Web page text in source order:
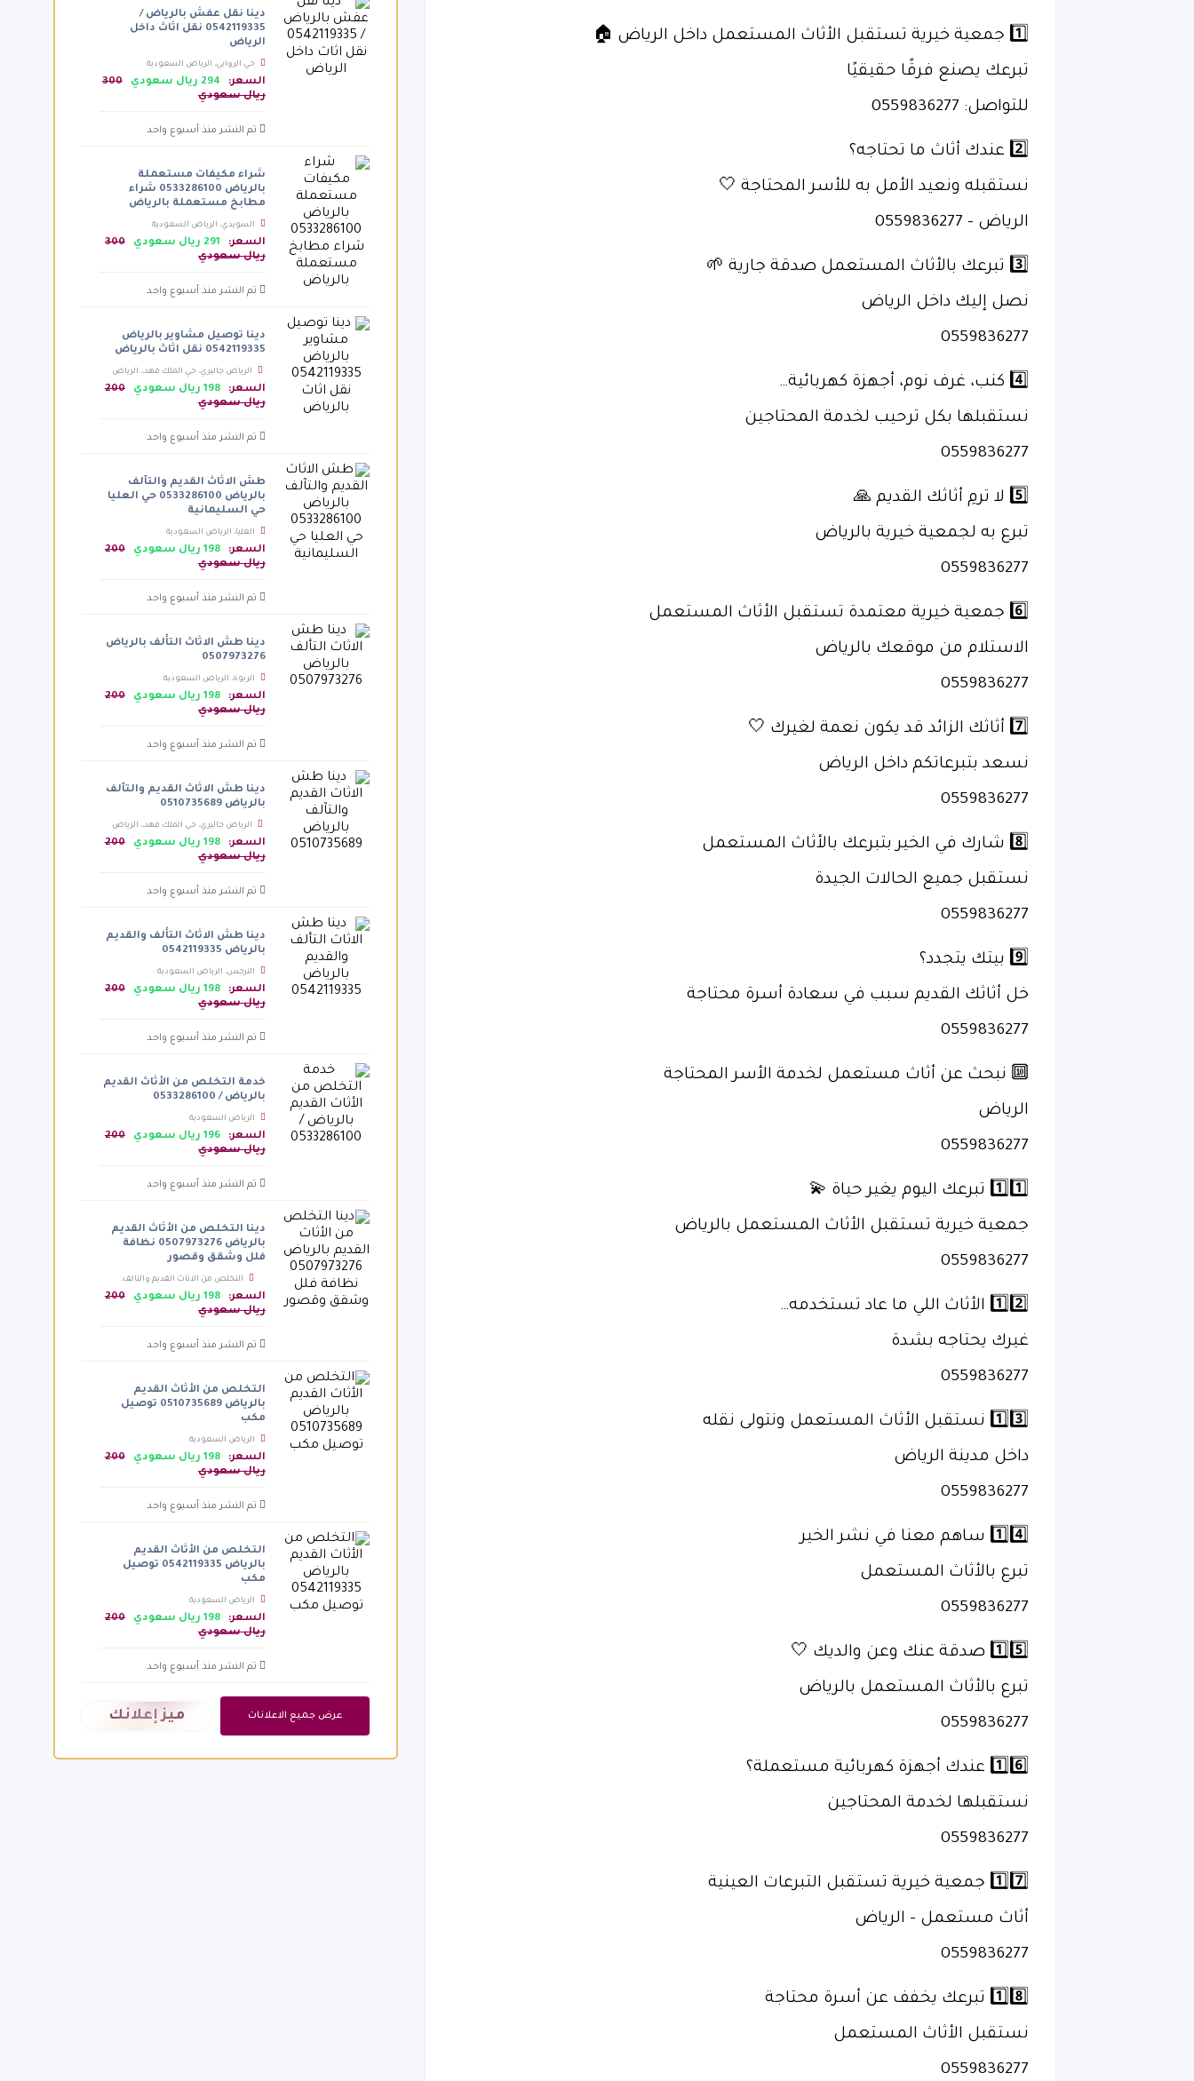
1️⃣ جمعية خيرية تستقبل الأثاث المستعمل داخل الرياض 🏠
تبرعك يصنع فرقًا حقيقيًا
للتواصل: 0559836277
2️⃣ عندك أثاث ما تحتاجه؟
نستقبله ونعيد الأمل به للأسر المحتاجة 🤍
الرياض – 0559836277
3️⃣ تبرعك بالأثاث المستعمل صدقة جارية 🌱
نصل إليك داخل الرياض
0559836277
4️⃣ كنب، غرف نوم، أجهزة كهربائية…
نستقبلها بكل ترحيب لخدمة المحتاجين
0559836277
5️⃣ لا ترمِ أثاثك القديم 🙏
تبرع به لجمعية خيرية بالرياض
0559836277
6️⃣ جمعية خيرية معتمدة تستقبل الأثاث المستعمل
الاستلام من موقعك بالرياض
0559836277
7️⃣ أثاثك الزائد قد يكون نعمة لغيرك 🤍
نسعد بتبرعاتكم داخل الرياض
0559836277
8️⃣ شارك في الخير بتبرعك بالأثاث المستعمل
نستقبل جميع الحالات الجيدة
0559836277
9️⃣ بيتك يتجدد؟
خل أثاثك القديم سبب في سعادة أسرة محتاجة
0559836277
🔟 نبحث عن أثاث مستعمل لخدمة الأسر المحتاجة
الرياض
0559836277
1️⃣1️⃣ تبرعك اليوم يغير حياة 💫
جمعية خيرية تستقبل الأثاث المستعمل بالرياض
0559836277
1️⃣2️⃣ الأثاث اللي ما عاد تستخدمه…
غيرك يحتاجه بشدة
0559836277
1️⃣3️⃣ نستقبل الأثاث المستعمل ونتولى نقله
داخل مدينة الرياض
0559836277
1️⃣4️⃣ ساهم معنا في نشر الخير
تبرع بالأثاث المستعمل
0559836277
1️⃣5️⃣ صدقة عنك وعن والديك 🤍
تبرع بالأثاث المستعمل بالرياض
0559836277
1️⃣6️⃣ عندك أجهزة كهربائية مستعملة؟
نستقبلها لخدمة المحتاجين
0559836277
1️⃣7️⃣ جمعية خيرية تستقبل التبرعات العينية
أثاث مستعمل – الرياض
0559836277
1️⃣8️⃣ تبرعك يخفف عن أسرة محتاجة
نستقبل الأثاث المستعمل
0559836277
دينا نقل عفش بالرياض /
0542119335 نقل اثاث داخل
الرياض
حي الروابي، الرياض السعودية
السعر: 294 ريال سعودي
300
ريال سعودي
تم النشر منذ أسبوع واحد
شراء مكيفات مستعملة
بالرياض 0533286100 شراء
مطابخ مستعملة بالرياض
السعر: 291 ريال سعودي
300
ريال سعودي
تم النشر منذ أسبوع واحد
دينا توصيل مشاوير بالرياض
0542119335 نقل اثاث بالرياض
الرياض جاليري، حي الملك فهد،، الرياض
السعودية
السعر: 198 ريال سعودي
200
ريال سعودي
تم النشر منذ أسبوع واحد
طش الاثاث القديم والتآلف
بالرياض 0533286100 حي العليا
حي السليمانية
السعر: 198 ريال سعودي
200
ريال سعودي
تم النشر منذ أسبوع واحد
دينا طش الاثاث التألف بالرياض
0507973276
السعر: 198 ريال سعودي
200
ريال سعودي
تم النشر منذ أسبوع واحد
دينا طش الاثاث القديم والتآلف
بالرياض 0510735689
الرياض جاليري، حي الملك فهد،، الرياض
السعودية
السعر: 198 ريال سعودي
200
ريال سعودي
تم النشر منذ أسبوع واحد
دينا طش الاثاث التألف والقديم
بالرياض 0542119335
السعر: 198 ريال سعودي
200
ريال سعودي
تم النشر منذ أسبوع واحد
خدمة التخلص من الأثاث القديم
بالرياض / 0533286100
السعر: 196 ريال سعودي
200
ريال سعودي
تم النشر منذ أسبوع واحد
دينا التخلص من الأثاث القديم
بالرياض 0507973276 نظافة
فلل وشقق وقصور
التخلص من الاثاث القديم والتالف،
الرياض السعودية
السعر: 198 ريال سعودي
200
ريال سعودي
تم النشر منذ أسبوع واحد
التخلص من الأثاث القديم
بالرياض 0510735689 توصيل
مكب
السعر: 198 ريال سعودي
200
ريال سعودي
تم النشر منذ أسبوع واحد
التخلص من الأثاث القديم
بالرياض 0542119335 توصيل
مكب
السعر: 198 ريال سعودي
200
ريال سعودي
تم النشر منذ أسبوع واحد
عرض جميع الاعلانات ميز إعلانك